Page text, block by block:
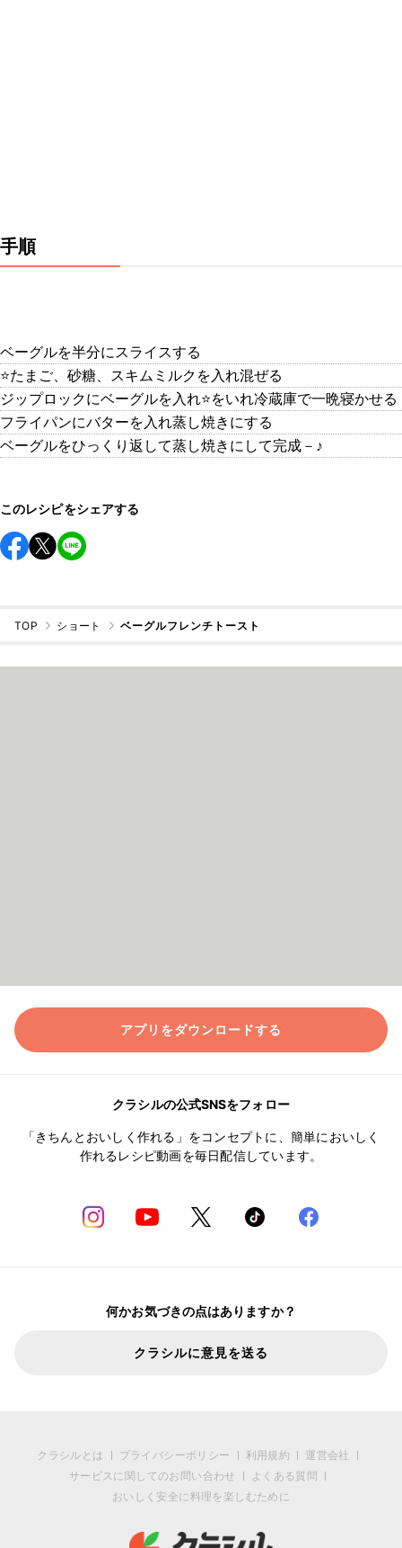
手順
ベーグルを半分にスライスする
⭐たまご、砂糖、スキムミルクを入れ混ぜる
ジップロックにベーグルを入れ⭐をいれ冷蔵庫で一晩寝かせる
フライパンにバターを入れ蒸し焼きにする
ベーグルをひっくり返して蒸し焼きにして完成－♪
このレシピをシェアする
TOP ショート ベーグルフレンチトースト
アプリをダウンロードする
クラシルの公式SNSをフォロー
「きちんとおいしく作れる」をコンセプトに、簡単においしく
作れるレシピ動画を毎日配信しています。
何かお気づきの点はありますか？
クラシルに意見を送る
クラシルとは プライバシーポリシー 利用規約
運営会社
サービスに関してのお問い合わせ
よくある質問
おいしく安全に料理を楽しむために